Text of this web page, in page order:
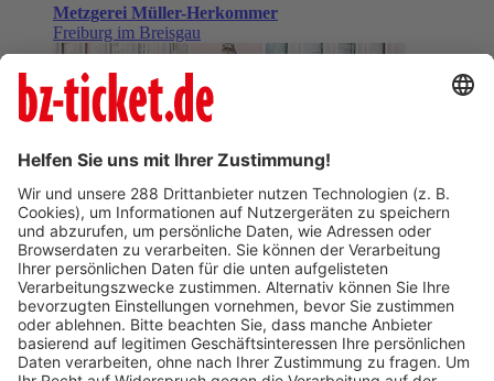
Metzgerei Müller-Herkommer
Freiburg im Breisgau
Löwen-Apotheke
Freiburg im Breisgau